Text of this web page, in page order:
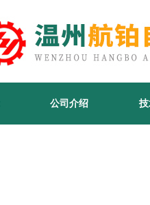
公司介绍